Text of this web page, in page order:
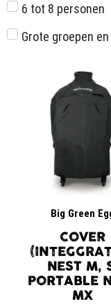
6 tot 8 personen
Grote groepen
Big Green
COVER
NEST M,
PORTABLE
MX